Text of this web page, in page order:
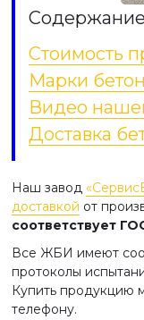
Содержание
Стоимость
Марки
Видео
Доставка
Наш завод
доставкой от
соответствует
Все ЖБИ имеют
протоколы
Купить продукцию
телефону.